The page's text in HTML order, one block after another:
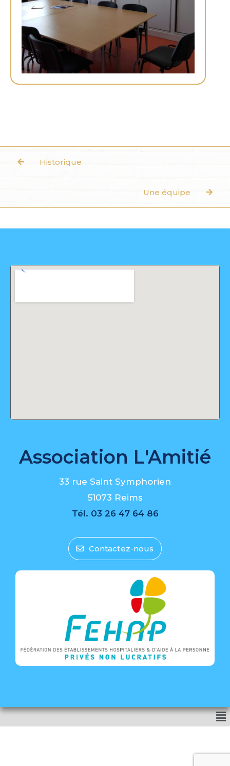
Historique
Une équipe
Association L'Amitié
33 rue Saint Symphorien
51073 Reims
Tél. 03 26 47 64 86
Contactez-nous